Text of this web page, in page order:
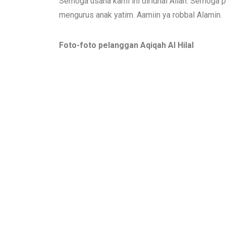
mengurus anak yatim. Aamiin ya robbal Alamin.
Foto-foto pelanggan Aqiqah Al Hilal